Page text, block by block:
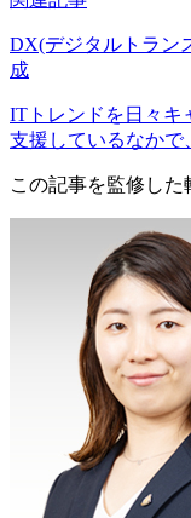
DX(デジタルトラン
成
ITトレンドを日々キ
支援しているなかで
この記事を監修した